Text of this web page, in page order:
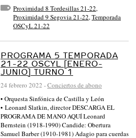
Proximidad 8 Tordesillas 21-22,
Proximidad 9 Segovia 21-22,Temporada
OSCyL 21-22
PROGRAMA 5 TEMPORADA
21-22 OSCYL [ENERO-
JUNIO] TURNO 1
24 febrero 2022 -Conciertos de abono
• Orquesta Sinfónica de Castilla y León
• Leonard Slatkin, director DESCARGA EL
PROGRAMA DE MANO AQUÍ Leonard
Bernstein (1918-1990) Candide: Obertura
Samuel Barber (1910-1981) Adagio para cuerdas